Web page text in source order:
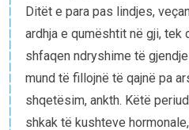
Ditët e para pas lindjes,
ardhja e qumështit në gji, tek
shfaqen ndryshime të
mund të fillojnë të qajnë pa
shqetësim, ankth. Këtë
shkak të kushteve